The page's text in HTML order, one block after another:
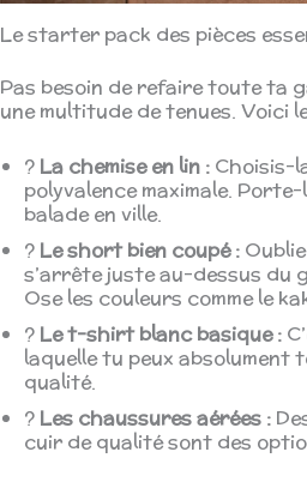
Le starter pack des pièces
Pas besoin de refaire toute ta
une multitude de tenues. Voici
? La chemise en lin : Choisis-
polyvalence maximale.
balade en ville.
? Le short bien coupé :
s’arrête juste au-dessus du
Ose les couleurs comme le
? Le t-shirt blanc basique :
laquelle tu peux absolument
qualité.
? Les chaussures aérées :
cuir de qualité sont des